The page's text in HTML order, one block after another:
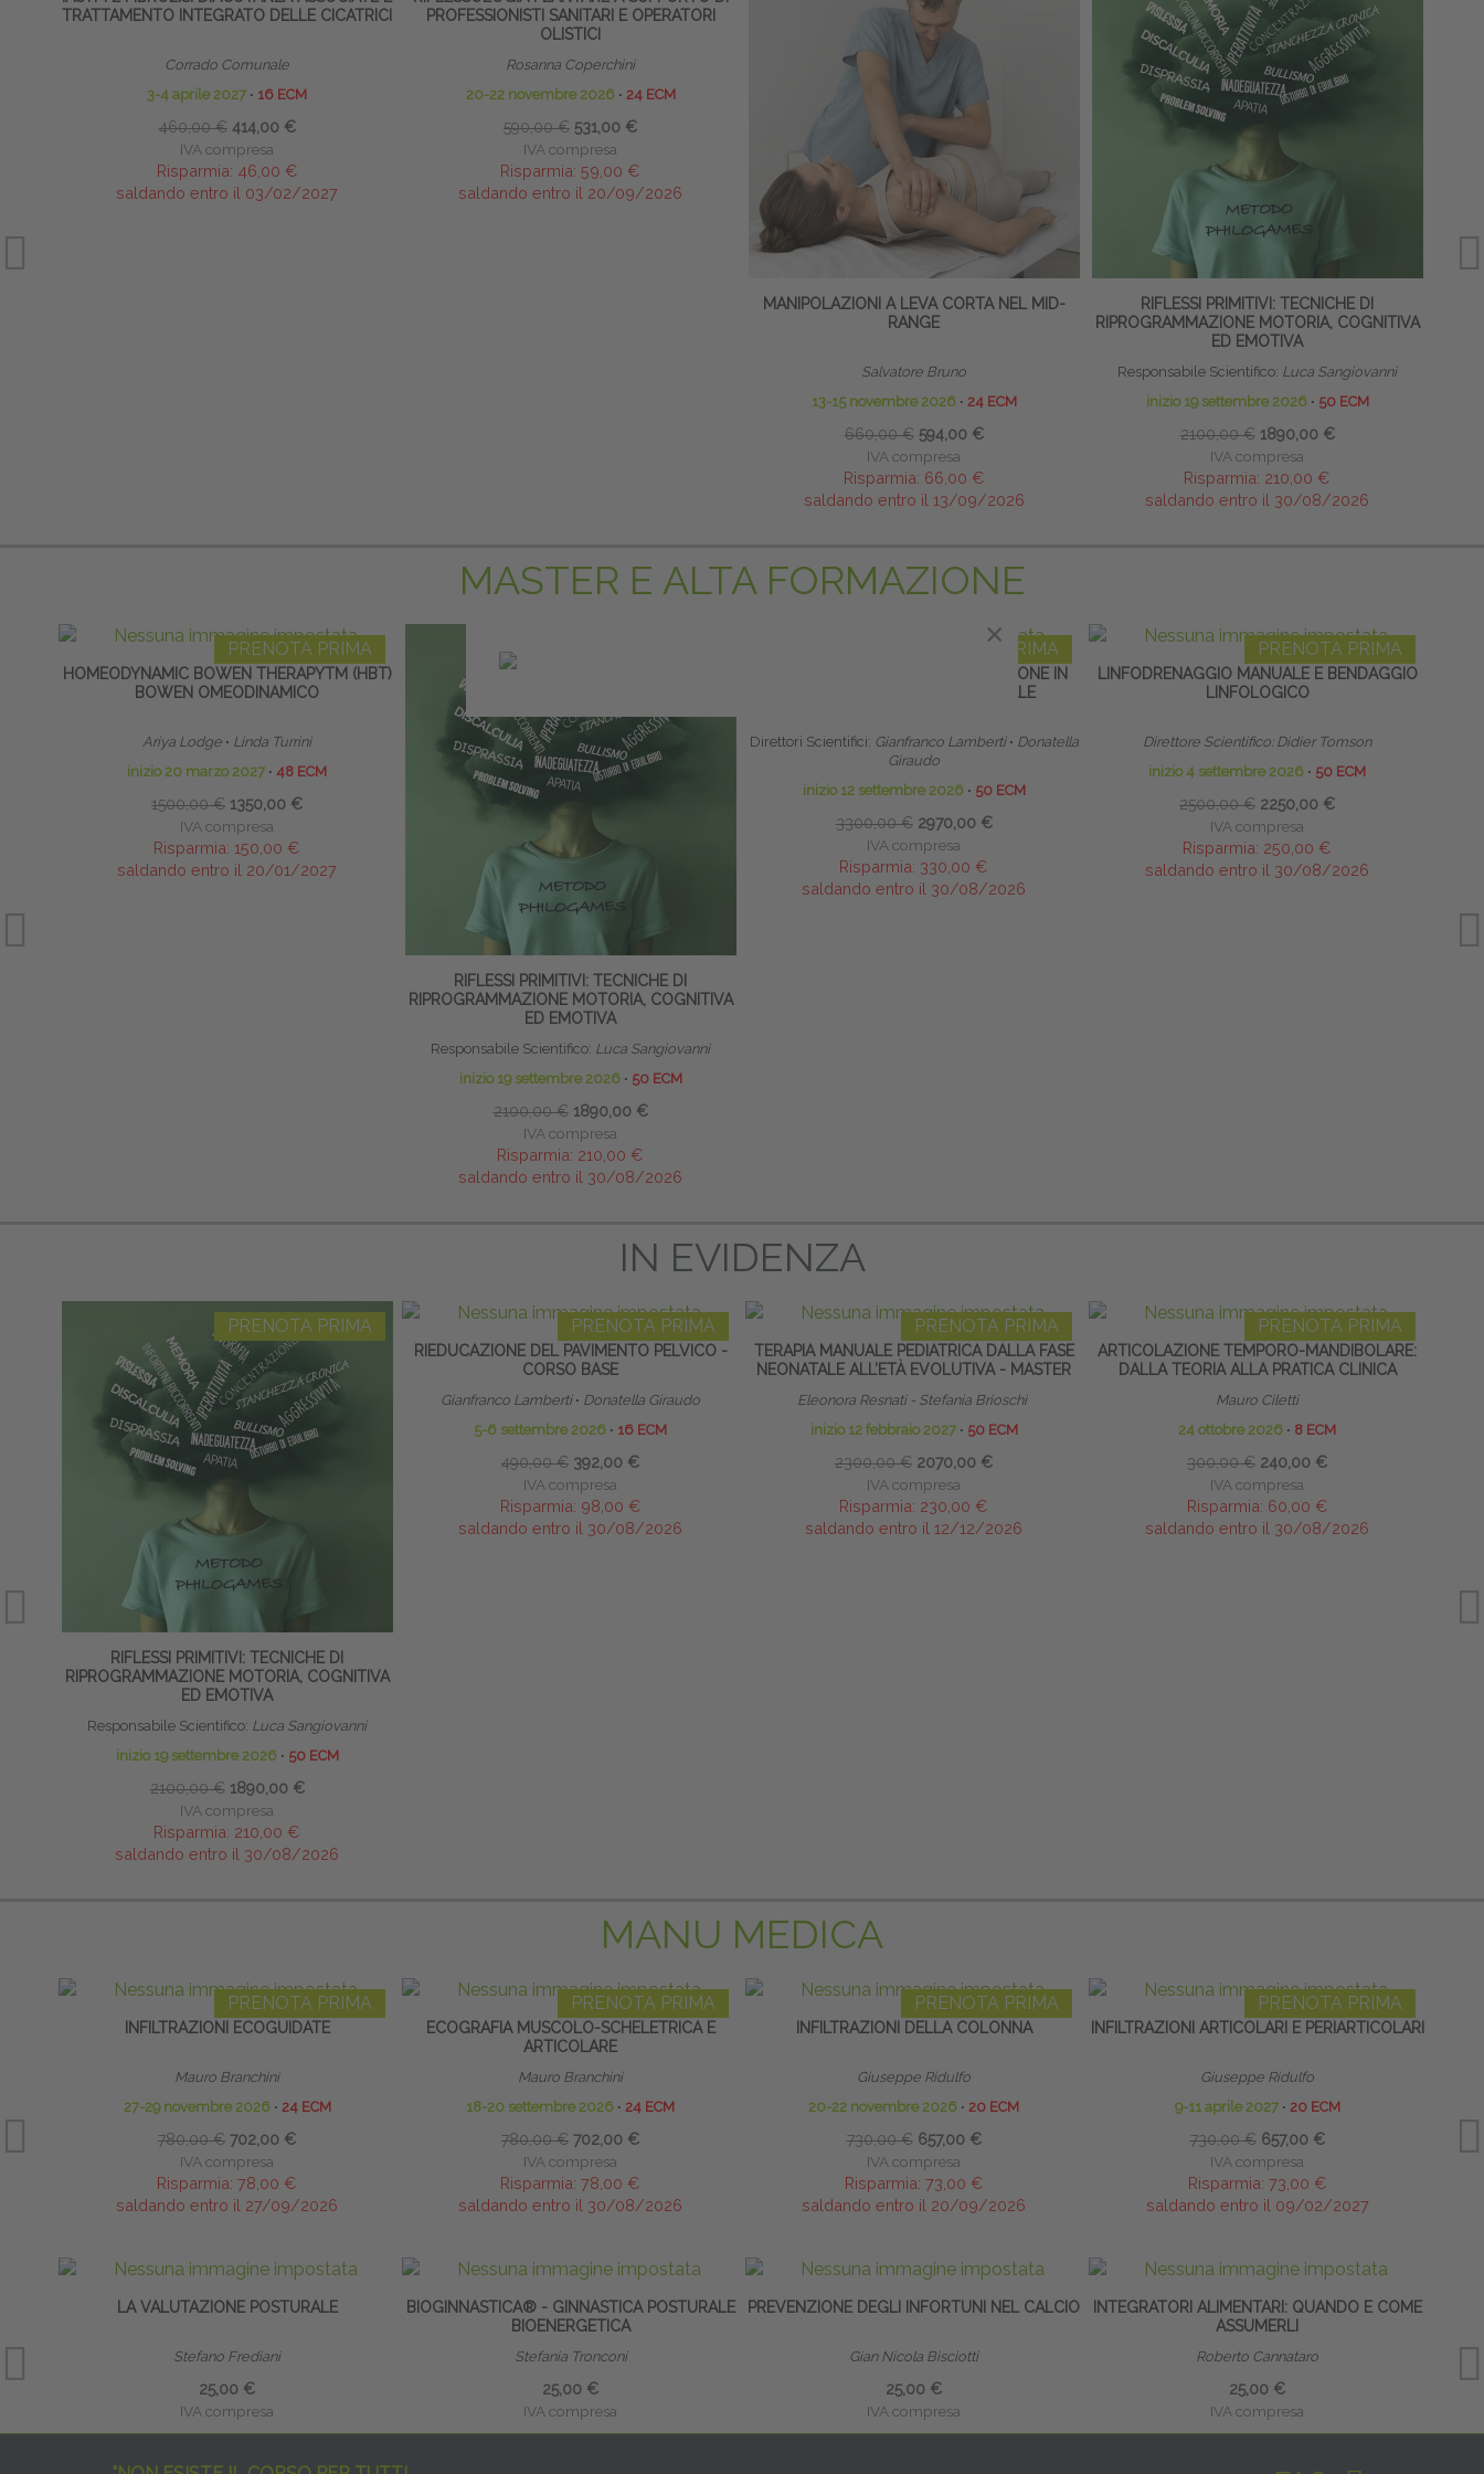
TRATTAMENTO INTEGRATO DELLE CICATRICI
Corrado Comunale
3-4 aprile 2027 ∙ 16 ECM
460,00 € 414,00 €
IVA compresa
Risparmia: 46,00 €
saldando entro il 03/02/2027
PROFESSIONISTI SANITARI E OPERATORI
OLISTICI
Rosanna Coperchini
20-22 novembre 2026∙ 24 ECM
590,00 € 531,00 €
IVA compresa
Risparmia: 59,00 €
saldando entro il 20/09/2026
MANIPOLAZIONI A LEVA CORTA NEL MID-
RANGE
Salvatore Bruno
13-15 novembre 2026 ∙ 24 ECM
660,00 € 594,00 €
IVA compresa
Risparmia: 66,00 €
saldando entro il 13/09/2026
RIFLESSI PRIMITIVI: TECNICHE DI
RIPROGRAMMAZIONE MOTORIA, COGNITIVA
ED EMOTIVA
Responsabile Scientifico: Luca Sangiovanni
inizio 19 settembre 2026 ∙ 50 ECM
2100,00 € 1890,00 €
IVA compresa
Risparmia: 210,00 €
saldando entro il 30/08/2026
MASTER E ALTA FORMAZIONE
PRENOTA PRIMA
HOMEODYNAMIC BOWEN THERAPYTM (HBT)
BOWEN OMEODINAMICO
Ariya Lodge ∙ Linda Turrini
inizio 20 marzo 2027 ∙ 48 ECM
1500,00 € 1350,00 €
IVA compresa
Risparmia: 150,00 €
saldando entro il 20/01/2027
RIFLESSI PRIMITIVI: TECNICHE DI
RIPROGRAMMAZIONE MOTORIA, COGNITIVA
ED EMOTIVA
Responsabile Scientifico: Luca Sangiovanni
inizio 19 settembre 2026 ∙ 50 ECM
2100,00 € 1890,00 €
IVA compresa
Risparmia: 210,00 €
saldando entro il 30/08/2026
PRENOTA PRIMA
SCUOLA CLINICA DI ALTA FORMAZIONE IN
RIABILITAZIONE PELVI-PERINEALE
Direttori Scientifici: Gianfranco Lamberti ∙ Donatella
Giraudo
inizio 12 settembre 2026 ∙ 50 ECM
3300,00 € 2970,00 €
IVA compresa
Risparmia: 330,00 €
saldando entro il 30/08/2026
PRENOTA PRIMA
LINFODRENAGGIO MANUALE E BENDAGGIO
LINFOLOGICO
Direttore Scientifico: Didier Tomson
inizio 4 settembre 2026 ∙ 50 ECM
2500,00 € 2250,00 €
IVA compresa
Risparmia: 250,00 €
saldando entro il 30/08/2026
IN EVIDENZA
PRENOTA PRIMA
RIFLESSI PRIMITIVI: TECNICHE DI
RIPROGRAMMAZIONE MOTORIA, COGNITIVA
ED EMOTIVA
Responsabile Scientifico: Luca Sangiovanni
inizio 19 settembre 2026 ∙ 50 ECM
2100,00 € 1890,00 €
IVA compresa
Risparmia: 210,00 €
saldando entro il 30/08/2026
PRENOTA PRIMA
RIEDUCAZIONE DEL PAVIMENTO PELVICO -
CORSO BASE
Gianfranco Lamberti ∙ Donatella Giraudo
5-6 settembre 2026 ∙ 16 ECM
490,00 € 392,00 €
IVA compresa
Risparmia: 98,00 €
saldando entro il 30/08/2026
PRENOTA PRIMA
TERAPIA MANUALE PEDIATRICA DALLA FASE
NEONATALE ALL’ETÀ EVOLUTIVA - MASTER
Eleonora Resnati - Stefania Brioschi
inizio 12 febbraio 2027 ∙ 50 ECM
2300,00 € 2070,00 €
IVA compresa
Risparmia: 230,00 €
saldando entro il 12/12/2026
PRENOTA PRIMA
ARTICOLAZIONE TEMPORO-MANDIBOLARE:
DALLA TEORIA ALLA PRATICA CLINICA
Mauro Ciletti
24 ottobre 2026 ∙ 8 ECM
300,00 € 240,00 €
IVA compresa
Risparmia: 60,00 €
saldando entro il 30/08/2026
MANU MEDICA
PRENOTA PRIMA
INFILTRAZIONI ECOGUIDATE
Mauro Branchini
27-29 novembre 2026 ∙ 24 ECM
780,00 € 702,00 €
IVA compresa
Risparmia: 78,00 €
saldando entro il 27/09/2026
PRENOTA PRIMA
ECOGRAFIA MUSCOLO-SCHELETRICA E
ARTICOLARE
Mauro Branchini
18-20 settembre 2026 ∙ 24 ECM
780,00 € 702,00 €
IVA compresa
Risparmia: 78,00 €
saldando entro il 30/08/2026
PRENOTA PRIMA
INFILTRAZIONI DELLA COLONNA
Giuseppe Ridulfo
20-22 novembre 2026 ∙ 20 ECM
730,00 € 657,00 €
IVA compresa
Risparmia: 73,00 €
saldando entro il 20/09/2026
PRENOTA PRIMA
INFILTRAZIONI ARTICOLARI E PERIARTICOLARI
Giuseppe Ridulfo
9-11 aprile 2027 ∙ 20 ECM
730,00 € 657,00 €
IVA compresa
Risparmia: 73,00 €
saldando entro il 09/02/2027
LA VALUTAZIONE POSTURALE
Stefano Frediani
25,00 €
IVA compresa
BIOGINNASTICA® - GINNASTICA POSTURALE
BIOENERGETICA
Stefania Tronconi
25,00 €
IVA compresa
PREVENZIONE DEGLI INFORTUNI NEL CALCIO
Gian Nicola Bisciotti
25,00 €
IVA compresa
INTEGRATORI ALIMENTARI: QUANDO E COME
ASSUMERLI
Roberto Cannataro
25,00 €
IVA compresa
×